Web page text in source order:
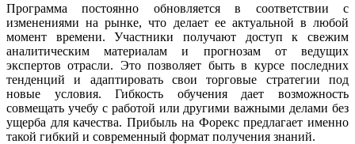
Программа постоянно обновляется в соответствии с
изменениями на рынке, что делает ее актуальной в любой
момент времени. Участники получают доступ к свежим
аналитическим материалам и прогнозам от ведущих
экспертов отрасли. Это позволяет быть в курсе последних
тенденций и адаптировать свои торговые стратегии под
новые условия. Гибкость обучения дает возможность
совмещать учебу с работой или другими важными делами без
ущерба для качества. Прибыль на Форекс предлагает именно
такой гибкий и современный формат получения знаний.